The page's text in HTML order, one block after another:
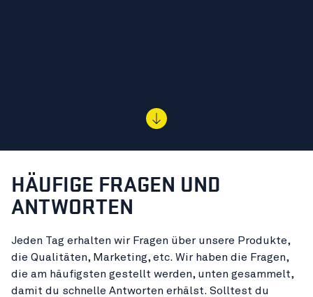
HÄUFIGE FRAGEN UND
ANTWORTEN
Jeden Tag erhalten wir Fragen über unsere Produkte,
die Qualitäten, Marketing, etc. Wir haben die Fragen,
die am häufigsten gestellt werden, unten gesammelt,
damit du schnelle Antworten erhälst. Solltest du